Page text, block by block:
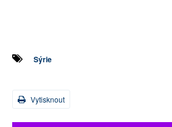
Sýrie
Vytisknout